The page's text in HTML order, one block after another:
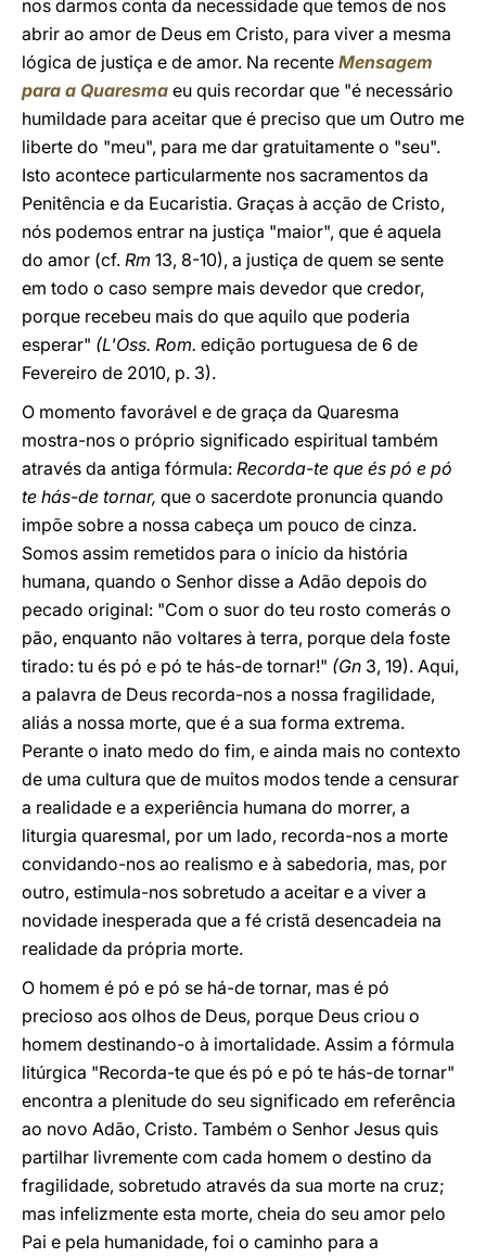
nos darmos conta da necessidade que temos de nos
abrir ao amor de Deus em Cristo, para viver a mesma
lógica de justiça e de amor. Na recente Mensagem
para a Quaresma eu quis recordar que "é necessário
humildade para aceitar que é preciso que um Outro me
liberte do "meu", para me dar gratuitamente o "seu".
Isto acontece particularmente nos sacramentos da
Penitência e da Eucaristia. Graças à acção de Cristo,
nós podemos entrar na justiça "maior", que é aquela
do amor (cf. Rm 13, 8-10), a justiça de quem se sente
em todo o caso sempre mais devedor que credor,
porque recebeu mais do que aquilo que poderia
esperar" (L'Oss. Rom. edição portuguesa de 6 de
Fevereiro de 2010, p. 3).
O momento favorável e de graça da Quaresma
mostra-nos o próprio significado espiritual também
através da antiga fórmula: Recorda-te que és pó e pó
te hás-de tornar, que o sacerdote pronuncia quando
impõe sobre a nossa cabeça um pouco de cinza.
Somos assim remetidos para o início da história
humana, quando o Senhor disse a Adão depois do
pecado original: "Com o suor do teu rosto comerás o
pão, enquanto não voltares à terra, porque dela foste
tirado: tu és pó e pó te hás-de tornar!" (Gn 3, 19). Aqui,
a palavra de Deus recorda-nos a nossa fragilidade,
aliás a nossa morte, que é a sua forma extrema.
Perante o inato medo do fim, e ainda mais no contexto
de uma cultura que de muitos modos tende a censurar
a realidade e a experiência humana do morrer, a
liturgia quaresmal, por um lado, recorda-nos a morte
convidando-nos ao realismo e à sabedoria, mas, por
outro, estimula-nos sobretudo a aceitar e a viver a
novidade inesperada que a fé cristã desencadeia na
realidade da própria morte.
O homem é pó e pó se há-de tornar, mas é pó
precioso aos olhos de Deus, porque Deus criou o
homem destinando-o à imortalidade. Assim a fórmula
litúrgica "Recorda-te que és pó e pó te hás-de tornar"
encontra a plenitude do seu significado em referência
ao novo Adão, Cristo. Também o Senhor Jesus quis
partilhar livremente com cada homem o destino da
fragilidade, sobretudo através da sua morte na cruz;
mas infelizmente esta morte, cheia do seu amor pelo
Pai e pela humanidade, foi o caminho para a